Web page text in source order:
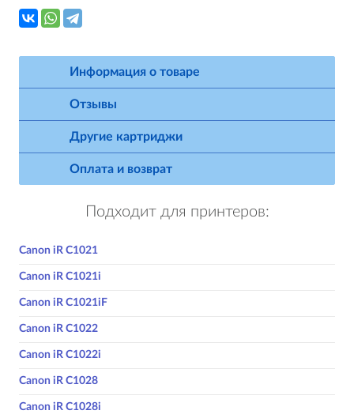
Информация о товаре
Отзывы
Другие картриджи
Оплата и возврат
Подходит для принтеров:
Canon iR C1021
Canon iR C1021i
Canon iR C1021iF
Canon iR C1022
Canon iR C1022i
Canon iR C1028
Canon iR C1028i